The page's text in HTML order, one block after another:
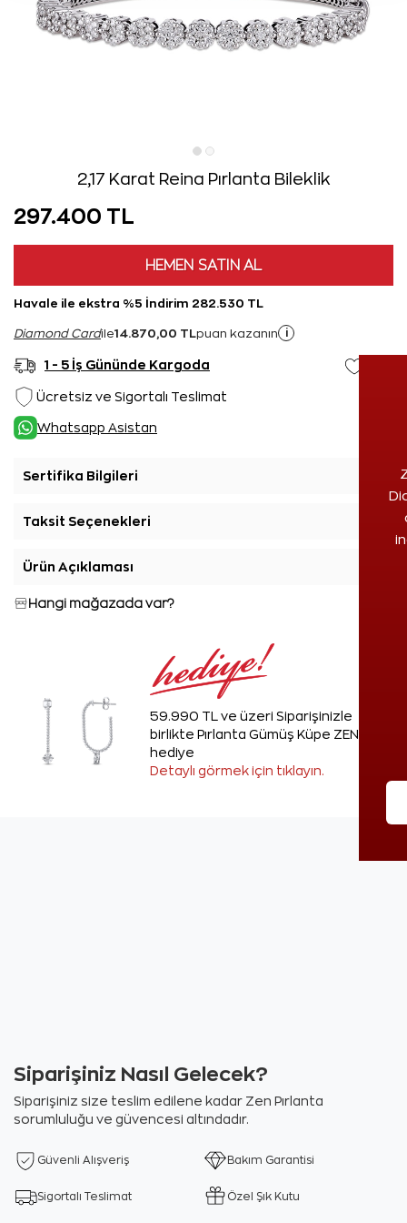
2,17 Karat Reina Pırlanta Bileklik
297.400 TL
HEMEN SATIN AL
Havale ile ekstra %5 İndirim 282.530 TL
Diamond Cardile14.870,00 TL puan kazanın i
1 - 5 İş Gününde Kargoda
Ücretsiz ve Sigortalı Teslimat
Whatsapp Asistan
Sertifika Bilgileri
Taksit Seçenekleri
Ürün Açıklaması
Hangi mağazada var?
59.990 TL ve üzeri Siparişinizle
birlikte Pırlanta Gümüş Küpe ZEN'den
hediye
Detaylı görmek için tıklayın.
Siparişiniz Nasıl Gelecek?
Siparişiniz size teslim edilene kadar Zen Pırlanta
sorumluluğu ve güvencesi altındadır.
Güvenli Alışveriş Bakım Garantisi
Sigortalı Teslimat Özel Şık Kutu